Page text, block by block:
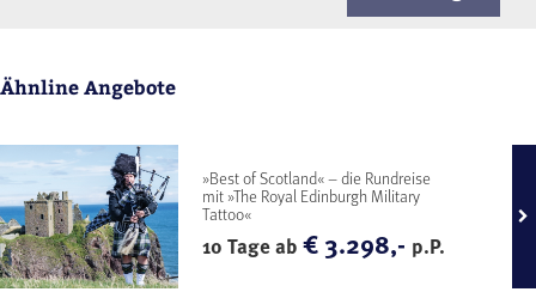
Ähnline Angebote
»Best of Scotland« – die Rundreise
mit »The Royal Edinburgh Military
Tattoo«
10 Tage ab€ 3.298,- p.P.